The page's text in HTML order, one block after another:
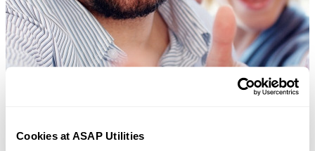
Cookies at ASAP Utilities